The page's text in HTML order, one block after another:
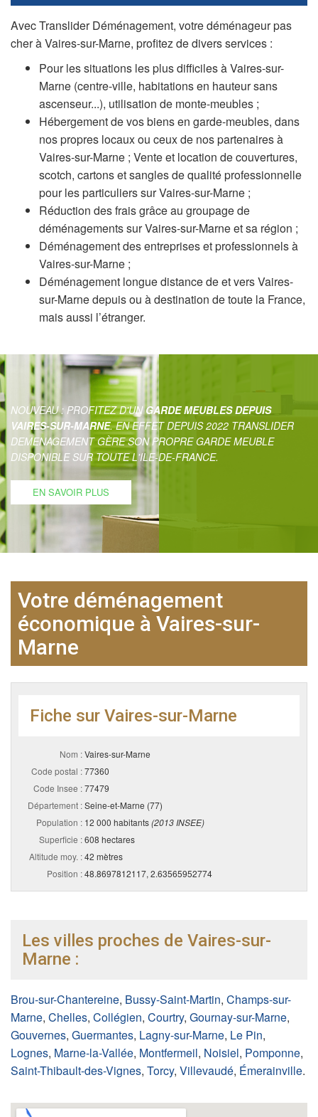
Avec Translider Déménagement, votre déménageur pas
cher à Vaires-sur-Marne, profitez de divers services :
Pour les situations les plus difficiles à Vaires-sur-
Marne (centre-ville, habitations en hauteur sans
ascenseur...), utilisation de monte-meubles ;
Hébergement de vos biens en garde-meubles, dans
nos propres locaux ou ceux de nos partenaires à
Vaires-sur-Marne ; Vente et location de couvertures,
scotch, cartons et sangles de qualité professionnelle
pour les particuliers sur Vaires-sur-Marne ;
Réduction des frais grâce au groupage de
déménagements sur Vaires-sur-Marne et sa région ;
Déménagement des entreprises et professionnels à
Vaires-sur-Marne ;
Déménagement longue distance de et vers Vaires-
sur-Marne depuis ou à destination de toute la France,
mais aussi l’étranger.
NOUVEAU : PROFITEZ D'UNGARDE MEUBLES DEPUIS
VAIRES-SUR-MARNE. EN EFFET DEPUIS 2022 TRANSLIDER
DEMENAGEMENT GÈRE SON PROPRE GARDE MEUBLE
DISPONIBLE SUR TOUTE L'ILE-DE-FRANCE.
EN SAVOIR PLUS
Votre déménagement
économique à Vaires-sur-
Marne
Fiche sur Vaires-sur-Marne
Nom :Vaires-sur-Marne
Code postal :77360
Code Insee :77479
Département :Seine-et-Marne (77)
Population : 12 000 habitants(2013 INSEE)
Superficie :608 hectares
Altitude moy. :42 mètres
Position :48.8697812117, 2.63565952774
Les villes proches de Vaires-sur-
Marne :
Brou-sur-Chantereine, Bussy-Saint-Martin, Champs-sur-
Marne, Chelles, Collégien, Courtry, Gournay-sur-Marne,
Gouvernes, Guermantes, Lagny-sur-Marne, Le Pin,
Lognes, Marne-la-Vallée, Montfermeil, Noisiel, Pomponne,
Saint-Thibault-des-Vignes, Torcy, Villevaudé, Émerainville.